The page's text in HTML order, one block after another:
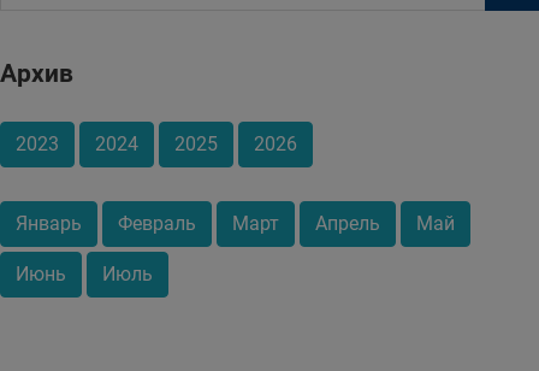
Архив
2023 2024 2025 2026
Январь Февраль Март Апрель Май
Июнь Июль